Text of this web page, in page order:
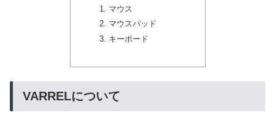
マウス
マウスパッド
キーボード
VARRELについて